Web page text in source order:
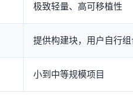
极致轻量、高可移植性
提供构建块，用户自行
小到中等规模项目